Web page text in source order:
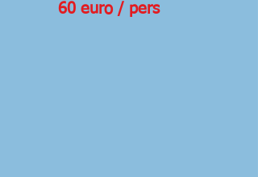
60 euro / pers